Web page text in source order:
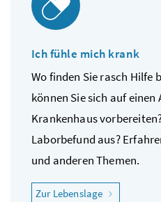
Ich fühle mich krank
Wo finden Sie rasch Hilfe
können Sie sich auf
Krankenhaus
Laborbefund aus?
und anderen Themen.
Zur Lebenslage "Ich fühle